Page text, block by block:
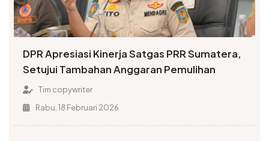
DPR Apresiasi Kinerja Satgas PRR Sumatera,
Setujui Tambahan Anggaran Pemulihan
Tim copywriter
Rabu, 18 Februari 2026